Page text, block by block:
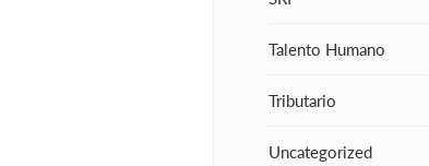
Talento Humano
Tributario
Uncategorized